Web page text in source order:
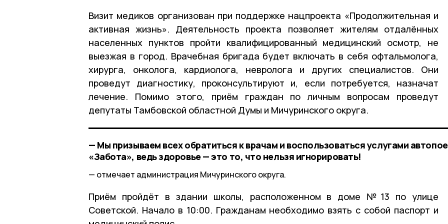
Визит медиков организован при поддержке нацпроекта «Продолжительная и
активная жизнь». Деятельность проекта позволяет жителям отдалённых
населенных пунктов пройти квалифицированный медицинский осмотр, не
выезжая в город. Врачебная бригада будет включать в себя офтальмолога,
хирурга, онколога, кардиолога, невролога и других специалистов. Они
проведут диагностику, проконсультируют и, если потребуется, назначат
лечение. Помимо этого, приём граждан по личным вопросам проведут
депутаты Тамбовской областной Думы и Мичуринского округа.
— Мы призываем всех обратиться к врачам и воспользоваться услугами
«Забота», ведь здоровье — это то, что нельзя игнорировать!
отмечает администрация Мичуринского округа.
Приём пройдёт в здании школы, расположенном в доме №13 по улице
Советской. Начало в 10:00. Гражданам необходимо взять с собой паспорт и